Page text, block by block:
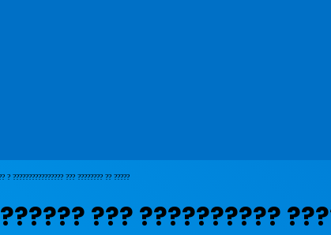
? ???????????????? ??? ???????? ?? ?????
??? ??????????